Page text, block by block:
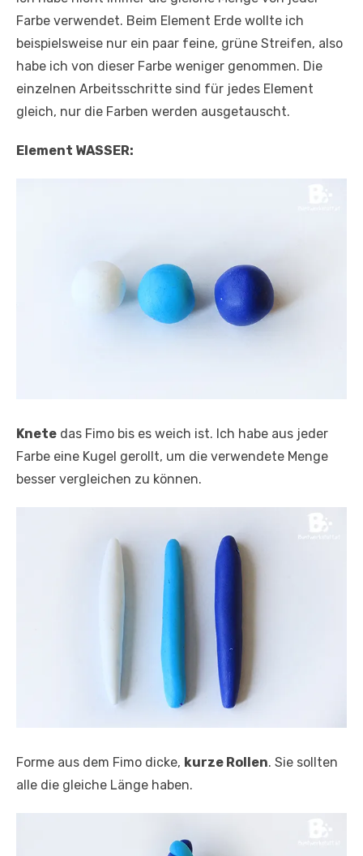
Farbe verwendet. Beim Element Erde wollte ich
beispielsweise nur ein paar feine, grüne Streifen, also
habe ich von dieser Farbe weniger genommen. Die
einzelnen Arbeitsschritte sind für jedes Element
gleich, nur die Farben werden ausgetauscht.
Element WASSER:
Knete das Fimo bis es weich ist. Ich habe aus jeder
Farbe eine Kugel gerollt, um die verwendete Menge
besser vergleichen zu können.
Forme aus dem Fimo dicke, kurze Rollen. Sie sollten
alle die gleiche Länge haben.